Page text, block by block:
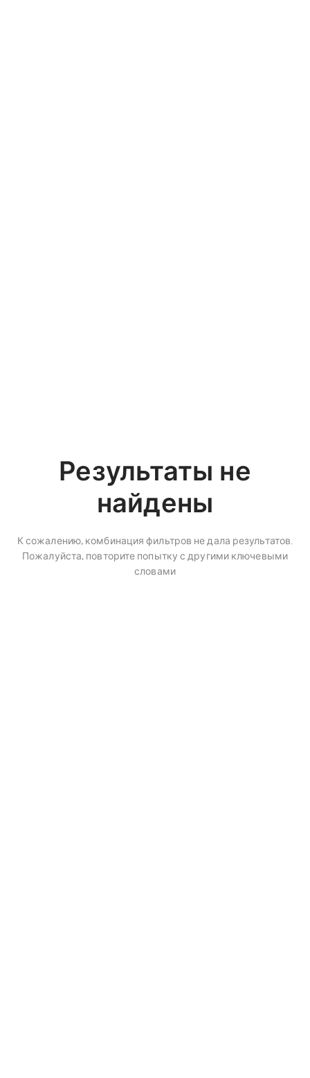
Результаты не
найдены
К сожалению, комбинация фильтров не дала результатов.
Пожалуйста, повторите попытку с другими ключевыми
словами